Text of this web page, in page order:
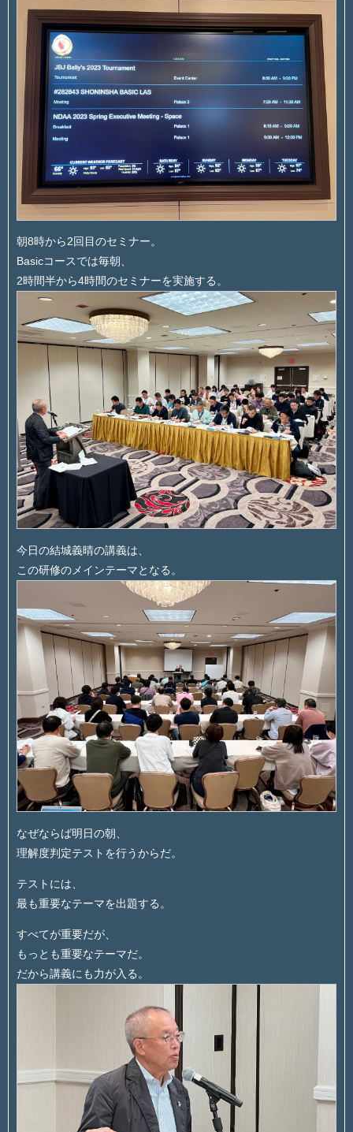
朝8時から2回目のセミナー。
Basicコースでは毎朝、
2時間半から4時間のセミナーを実施する。
今日の結城義晴の講義は、
この研修のメインテーマとなる。
なぜならば明日の朝、
理解度判定テストを行うからだ。
テストには、
最も重要なテーマを出題する。
すべてが重要だが、
もっとも重要なテーマだ。
だから講義にも力が入る。